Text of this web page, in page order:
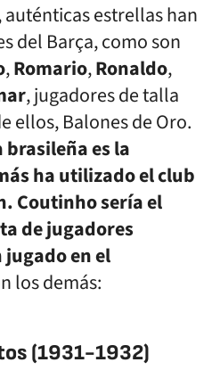
auténticas estrellas han
del Barça, como son
,Romario,Ronaldo,
, jugadores de talla
ellos, Balones de Oro.
brasileña es la
ha utilizado el club
Coutinho sería el
de jugadores
en el
los demás:
(1931-1932)